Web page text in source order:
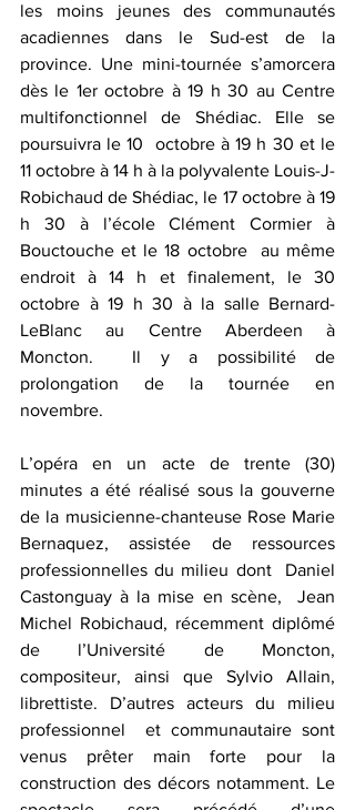
les moins jeunes des communautés
acadiennes dans le Sud-est de la
province. Une mini-tournée s’amorcera
dès le 1er octobre à 19 h 30 au Centre
multifonctionnel de Shédiac. Elle se
poursuivra le 10  octobre à 19 h 30 et le
11 octobre à 14 h à la polyvalente Louis-J-
Robichaud de Shédiac, le 17 octobre à 19
h 30 à l’école Clément Cormier à
Bouctouche et le 18 octobre  au même
endroit à 14 h et finalement, le 30
octobre à 19 h 30 à la salle Bernard-
LeBlanc au Centre Aberdeen à
Moncton.  Il y a possibilité de
prolongation de la tournée en
novembre.
L’opéra en un acte de trente (30)
minutes a été réalisé sous la gouverne
de la musicienne-chanteuse Rose Marie
Bernaquez, assistée de ressources
professionnelles du milieu dont  Daniel
Castonguay à la mise en scène,  Jean
Michel Robichaud, récemment diplômé
de l’Université de Moncton,
compositeur, ainsi que Sylvio Allain,
librettiste. D’autres acteurs du milieu
professionnel  et communautaire sont
venus prêter main forte pour la
construction des décors notamment. Le